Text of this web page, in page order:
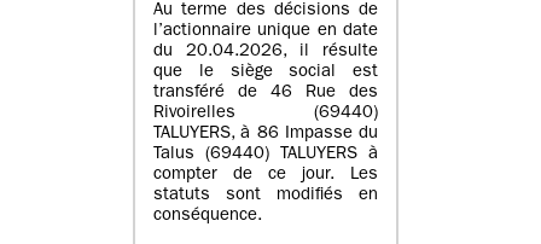
Au terme des décisions de
l’actionnaire unique en date
du 20.04.2026, il résulte
que le siège social est
transféré de 46 Rue des
Rivoirelles (69440)
TALUYERS, à 86 Impasse du
Talus (69440) TALUYERS à
compter de ce jour. Les
statuts sont modifiés en
conséquence.